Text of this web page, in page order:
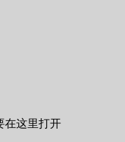
在这里打开